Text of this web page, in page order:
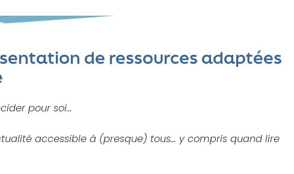
de ressources adaptées
pour soi…
accessible à (presque) tous… y compris quand lire